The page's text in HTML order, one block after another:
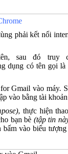
phải kết nối
sau đó truy
dụng có tên gọi là
Gmail vào máy.
vào bằng tài
, thực hiện
bạn bè (tập tin
bấm vào biểu